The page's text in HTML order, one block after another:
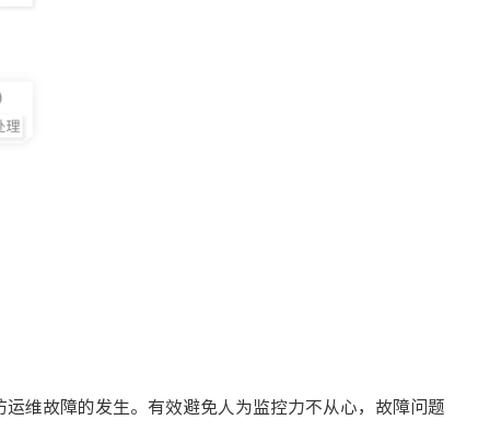
维故障的发生。有效避免人为监控力不从心，故障问题